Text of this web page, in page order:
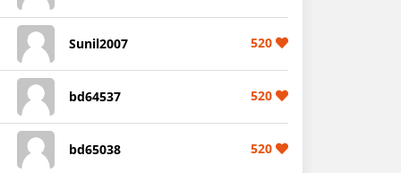
Sunil2007 520
bd64537 520
bd65038 520